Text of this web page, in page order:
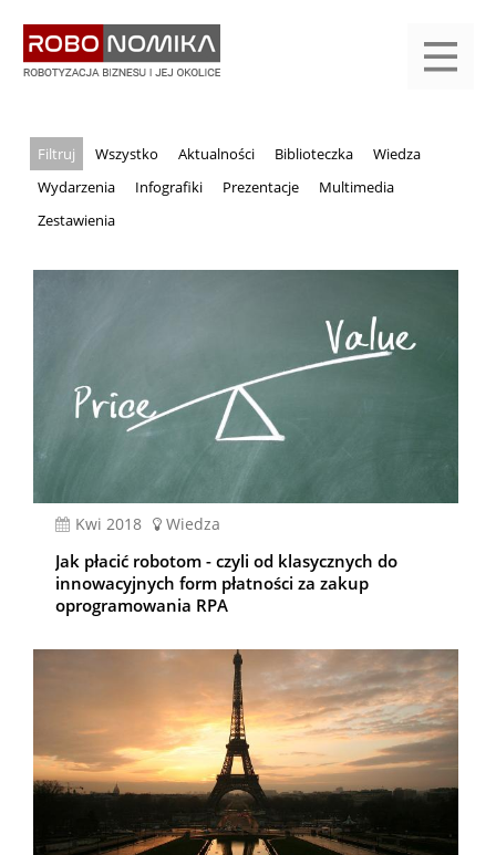
treści
yasne
main
menu
Wszystko
Aktualności Biblioteczka
Wiedza
Wydarzenia
Infografiki Prezentacje
Multimedia
Zestawienia
kwi 2018 Wiedza
Jak płacić robotom - czyli od klasycznych do
innowacyjnych form płatności za zakup
oprogramowania RPA